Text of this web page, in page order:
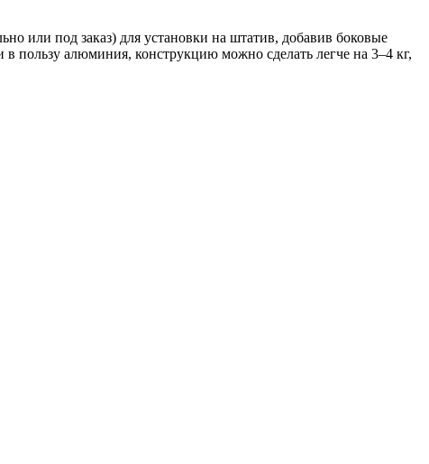
или под заказ) для установки на штатив, добавив боковые
в пользу алюминия, конструкцию можно сделать легче на 3–4 кг,